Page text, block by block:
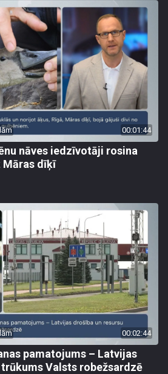
00:01:44
nāves iedzīvotāji rosina
dīķī
00:02:44
pamatojums – Latvijas
Valsts robežsardzē